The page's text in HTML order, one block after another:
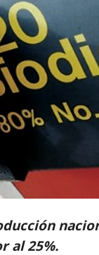
al 25%.